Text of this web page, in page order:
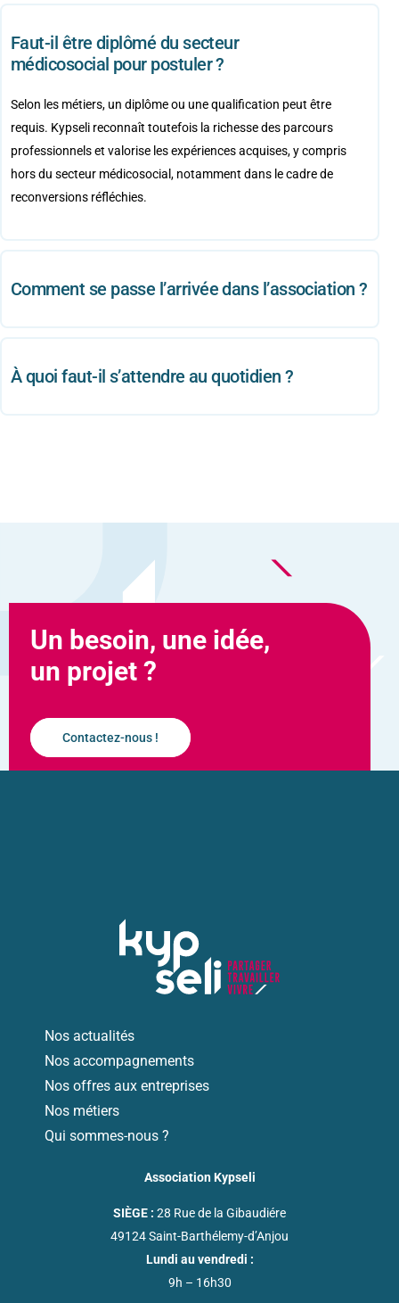
Faut-il être diplômé du secteur
médicosocial pour postuler ?
Selon les métiers, un diplôme ou une qualification peut être
requis. Kypseli reconnaît toutefois la richesse des parcours
professionnels et valorise les expériences acquises, y compris
hors du secteur médicosocial, notamment dans le cadre de
reconversions réfléchies.
Comment se passe l’arrivée dans l’association ?
À quoi faut-il s’attendre au quotidien ?
Un besoin, une idée,
un projet ?
Contactez-nous !
Nos actualités
Nos accompagnements
Nos offres aux entreprises
Nos métiers
Qui sommes-nous ?
Association Kypseli
SIÈGE : 28 Rue de la Gibaudiére
49124 Saint-Barthélemy-d’Anjou
Lundi au vendredi :
9h – 16h30